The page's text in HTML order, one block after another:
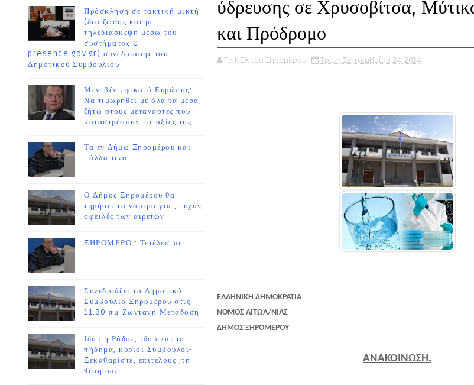
Πρόσκληση σε τακτική μικτή
(δια ζώσης και με
τηλεδιάσκεψη μέσω του
συστήματος e-
presence.gov.gr) συνεδρίασης του
Δημοτικού Συμβουλίου
Μεντβέντεφ κατά Ευρώπης:
Να τιμωρηθεί με όλα τα μέσα,
ζήτω στους μετανάστες που
καταστρέφουν τις αξίες της
Τα εν Δήμω Ξηρομέρου και
..άλλα τινα
Ο Δήμος Ξηρομέρου θα
τηρήσει τα νόμιμα για , τυχόν,
οφειλές των αιρετών
ΞΗΡΟΜΕΡΟ : Τετέλεσται......
Συνεδριάζει το Δημοτικό
Συμβούλιο Ξηρομέρου στις
11.30 πμ-Ζωντανή Μετάδοση
Ιδού η Ρόδος, ιδού και το
πήδημα, κύριοι Σύμβουλοι-
Ξεκαθαρίστε, επιτέλους ,τη
θέση σας
ύδρευσης σε Χρυσοβίτσα,
και Πρόδρομο
Τα ΝΕΑ του Ξηρομέρου Τρίτη, Σεπτεμβρίου 24, 2024
ΕΛΛΗΝΙΚΗ ΔΗΜΟΚΡΑΤΙΑ
ΝΟΜΟΣ ΑΙΤΩΛ/ΝΙΑΣ
ΔΗΜΟΣ ΞΗΡΟΜΕΡΟΥ
ΑΝΑΚΟΙΝΩΣΗ.